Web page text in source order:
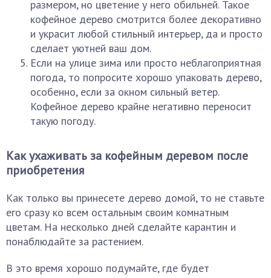
размером, но цветение у него обильней. Такое
кофейное дерево смотрится более декоративно
и украсит любой стильный интерьер, да и просто
сделает уютней ваш дом.
Если на улице зима или просто неблагоприятная
погода, то попросите хорошо упаковать дерево,
особенно, если за окном сильный ветер.
Кофейное дерево крайне негативно переносит
такую погоду.
Как ухаживать за кофейным деревом после
приобретения
Как только вы принесете дерево домой, то не ставьте
его сразу ко всем остальным своим комнатным
цветам. На несколько дней сделайте карантин и
понаблюдайте за растением.
В это время хорошо подумайте, где будет